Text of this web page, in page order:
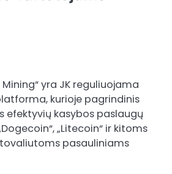
yra JK reguliuojama
kurioje pagrindinis
efektyvių kasybos paslaugų
„Litecoin“ ir kitoms
pasauliniams